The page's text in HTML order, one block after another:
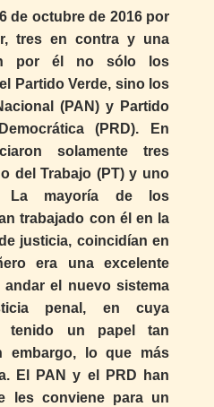
de octubre de 2016 por
tres en contra y una
por él no sólo los
Partido Verde, sino los
(PAN) y Partido
(PRD). En
solamente tres
del Trabajo (PT) y uno
La mayoría de los
trabajado con él en la
justicia, coincidían en
era una excelente
el nuevo sistema
penal, en cuya
tenido un papel tan
embargo, lo que más
El PAN y el PRD han
les conviene para un